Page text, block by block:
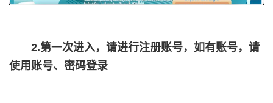
2.第一次进入，请进行注册账号，如有账号，请
使用账号、密码登录